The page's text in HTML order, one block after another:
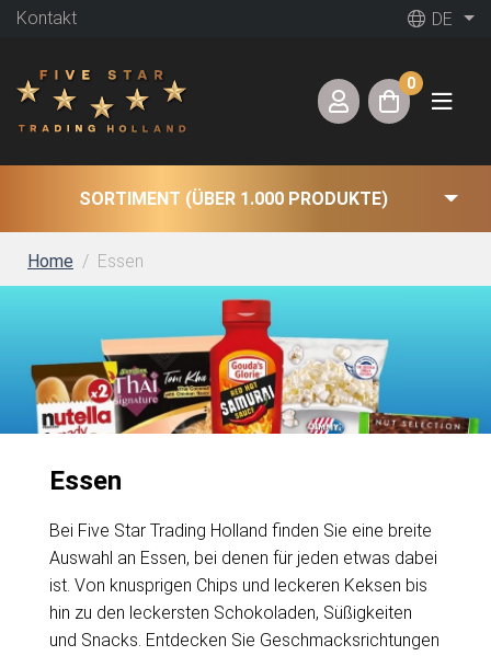
Kontakt DE
0
SORTIMENT (ÜBER 1.000 PRODUKTE)
Home Essen
Essen
Bei Five Star Trading Holland finden Sie eine breite
Auswahl an Essen, bei denen für jeden etwas dabei
ist. Von knusprigen Chips und leckeren Keksen bis
hin zu den leckersten Schokoladen, Süßigkeiten
und Snacks. Entdecken Sie Geschmacksrichtungen